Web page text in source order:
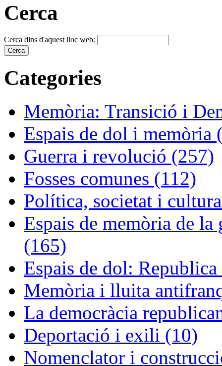
Cerca
Cerca dins d'aquest lloc web:
Categories
Memòria: Transició i
Espais de dol i memòria
Guerra i revolució (257)
Fosses comunes (112)
Política, societat i
Espais de memòria de
(165)
Espais de dol:
Memòria i lluita
La democràcia
Deportació i exili (10)
Nomenclator i